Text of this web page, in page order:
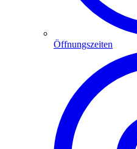
Öffnungszeiten